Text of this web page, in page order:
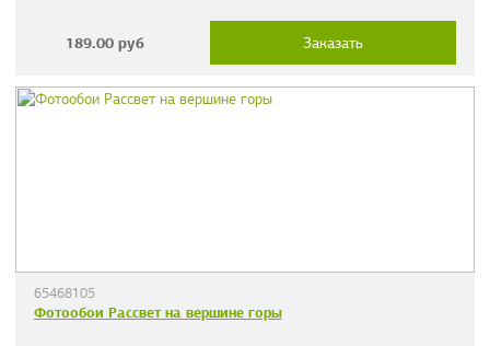
189.00 руб Заказать
65468105
Фотообои Рассвет на вершине горы